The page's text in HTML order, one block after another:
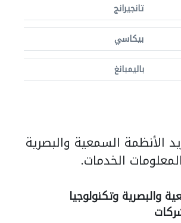
تانجيرانج
بيكاسي
باليمبانغ
الأنظمة السمعية والبصرية
الخدمات.
والبصرية وتكنولوجيا